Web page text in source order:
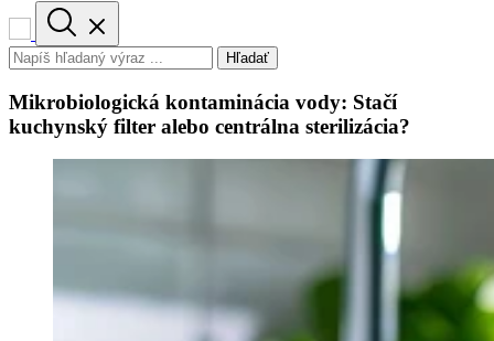
Hľadať
Mikrobiologická kontaminácia vody: Stačí
kuchynský filter alebo centrálna sterilizácia?